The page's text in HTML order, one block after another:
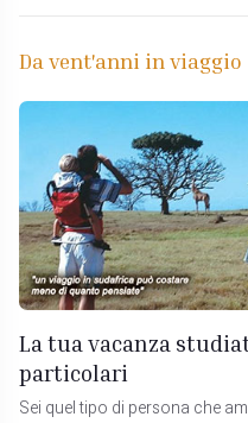
Da vent'anni in viaggio
La tua vacanza
particolari
Sei quel tipo di persona che